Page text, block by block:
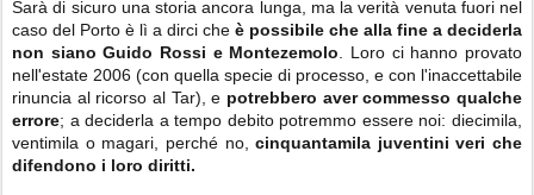
Sarà di sicuro una storia ancora lunga, ma la verità venuta fuori nel
caso del Porto è lì a dirci che è possibile che alla fine a deciderla
non siano Guido Rossi e Montezemolo . Loro ci hanno provato
nell'estate 2006 (con quella specie di processo, e con l'inaccettabile
rinuncia al ricorso al Tar), e potrebbero aver commesso qualche
errore; a deciderla a tempo debito potremmo essere noi: diecimila,
ventimila o magari, perché no,cinquantamila juventini veri che
difendono i loro diritti.